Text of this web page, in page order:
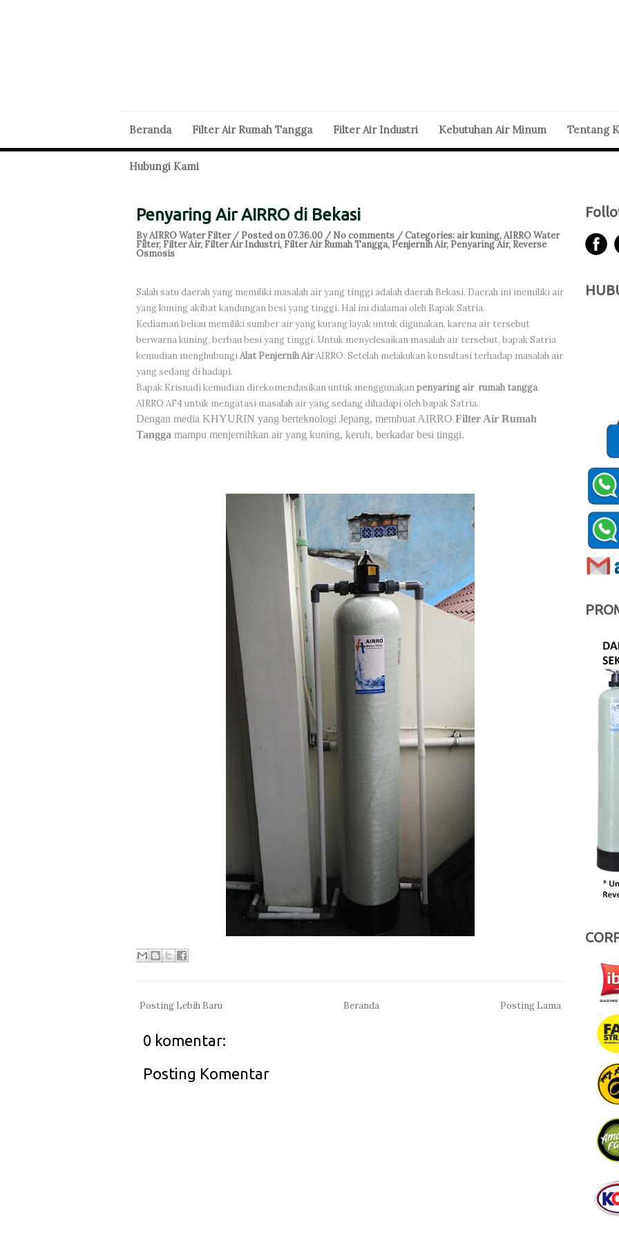
Beranda Filter Air Rumah Tangga Filter Air Industri Kebutuhan Air Minum Tentang
Hubungi Kami
Penyaring Air AIRRO di Bekasi
By AIRRO Water Filter / Posted on 07.36.00 / No comments / Categories:air kuning,AIRRO Water
Filter, Filter Air, Filter Air Industri, Filter Air Rumah Tangga, Penjernih Air, Penyaring Air, Reverse
Osmosis
Salah satu daerah yang memiliki masalah air yang tinggi adalah daerah Bekasi. Daerah ini memiliki air
yang kuning akibat kandungan besi yang tinggi. Hal ini dialamai oleh Bapak Satria.
Kediaman beliau memiliki sumber air yang kurang layak untuk digunakan, karena air tersebut
berwarna kuning, berbau besi yang tinggi. Untuk menyelesaikan masalah air tersebut, bapak Satria
kemudian menghubungiAlat Penjernih AirAIRRO. Setelah melakukan konsultasi terhadap masalah air
yang sedang di hadapi.
Bapak Krisnadi kemudian direkomendasikan untuk menggunakanpenyaring air rumah tangga
AIRRO AF4 untuk mengatasi masalah air yang sedang dihadapi oleh bapak Satria.
Dengan media KHYURIN yang berteknologi Jepang, membuat AIRRO Filter Air Rumah
Tangga mampu menjernihkan air yang kuning, keruh, berkadar besi tinggi.
Posting Lebih Baru Posting Lama
Beranda
0 komentar:
Posting Komentar